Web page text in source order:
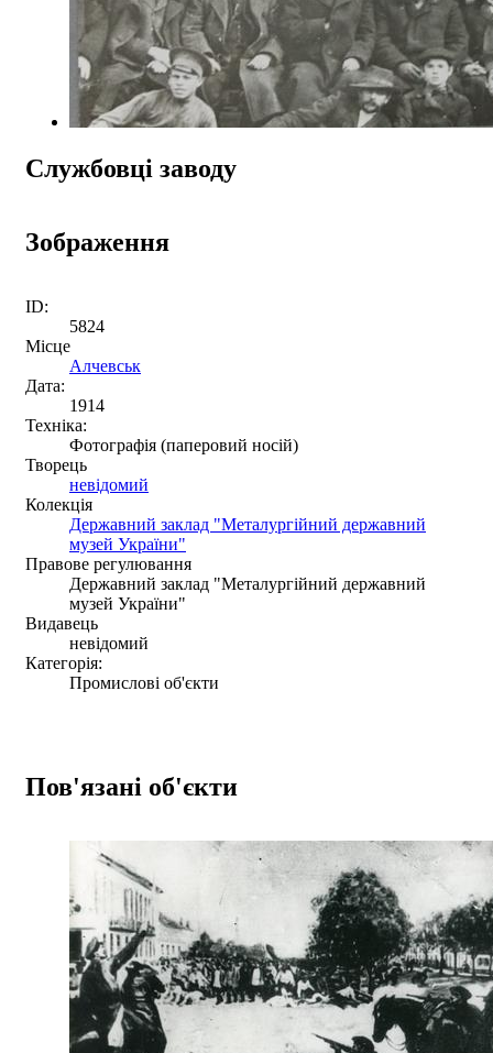
Службовці заводу
Зображення
ID:
5824
Місце
Алчевськ
Дата:
1914
Техніка:
Фотографія (паперовий носій)
Творець
невідомий
Колекція
Державний заклад "Металургійний державний
музей України"
Правове регулювання
Державний заклад "Металургійний державний
музей України"
Видавець
невідомий
Категорія:
Промислові об'єкти
Пов'язані об'єкти